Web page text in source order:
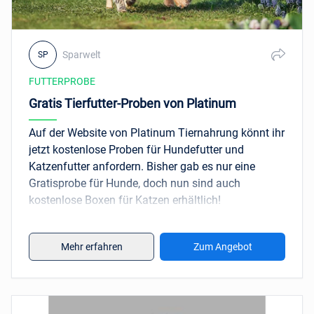
FUTTERPROBE
Gratis Tierfutter-Proben von Platinum
Auf der Website von Platinum Tiernahrung könnt ihr
jetzt kostenlose Proben für Hundefutter und
Katzenfutter anfordern. Bisher gab es nur eine
Gratisprobe für Hunde, doch nun sind auch
kostenlose Boxen für Katzen erhältlich!
Hundefutter:Trockenfutter mit 70 % Fleischanteil
Mehr erfahren Zum Angebot
SP Sparwelt